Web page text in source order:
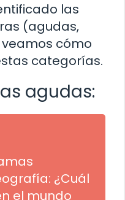
las
(agudas,
cómo
categorías.
agudas:
¿Cuál
el mundo